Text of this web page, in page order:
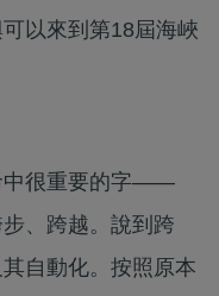
以來到第18屆海峽
中很重要的字——
、跨越。說到跨
自動化。按照原本